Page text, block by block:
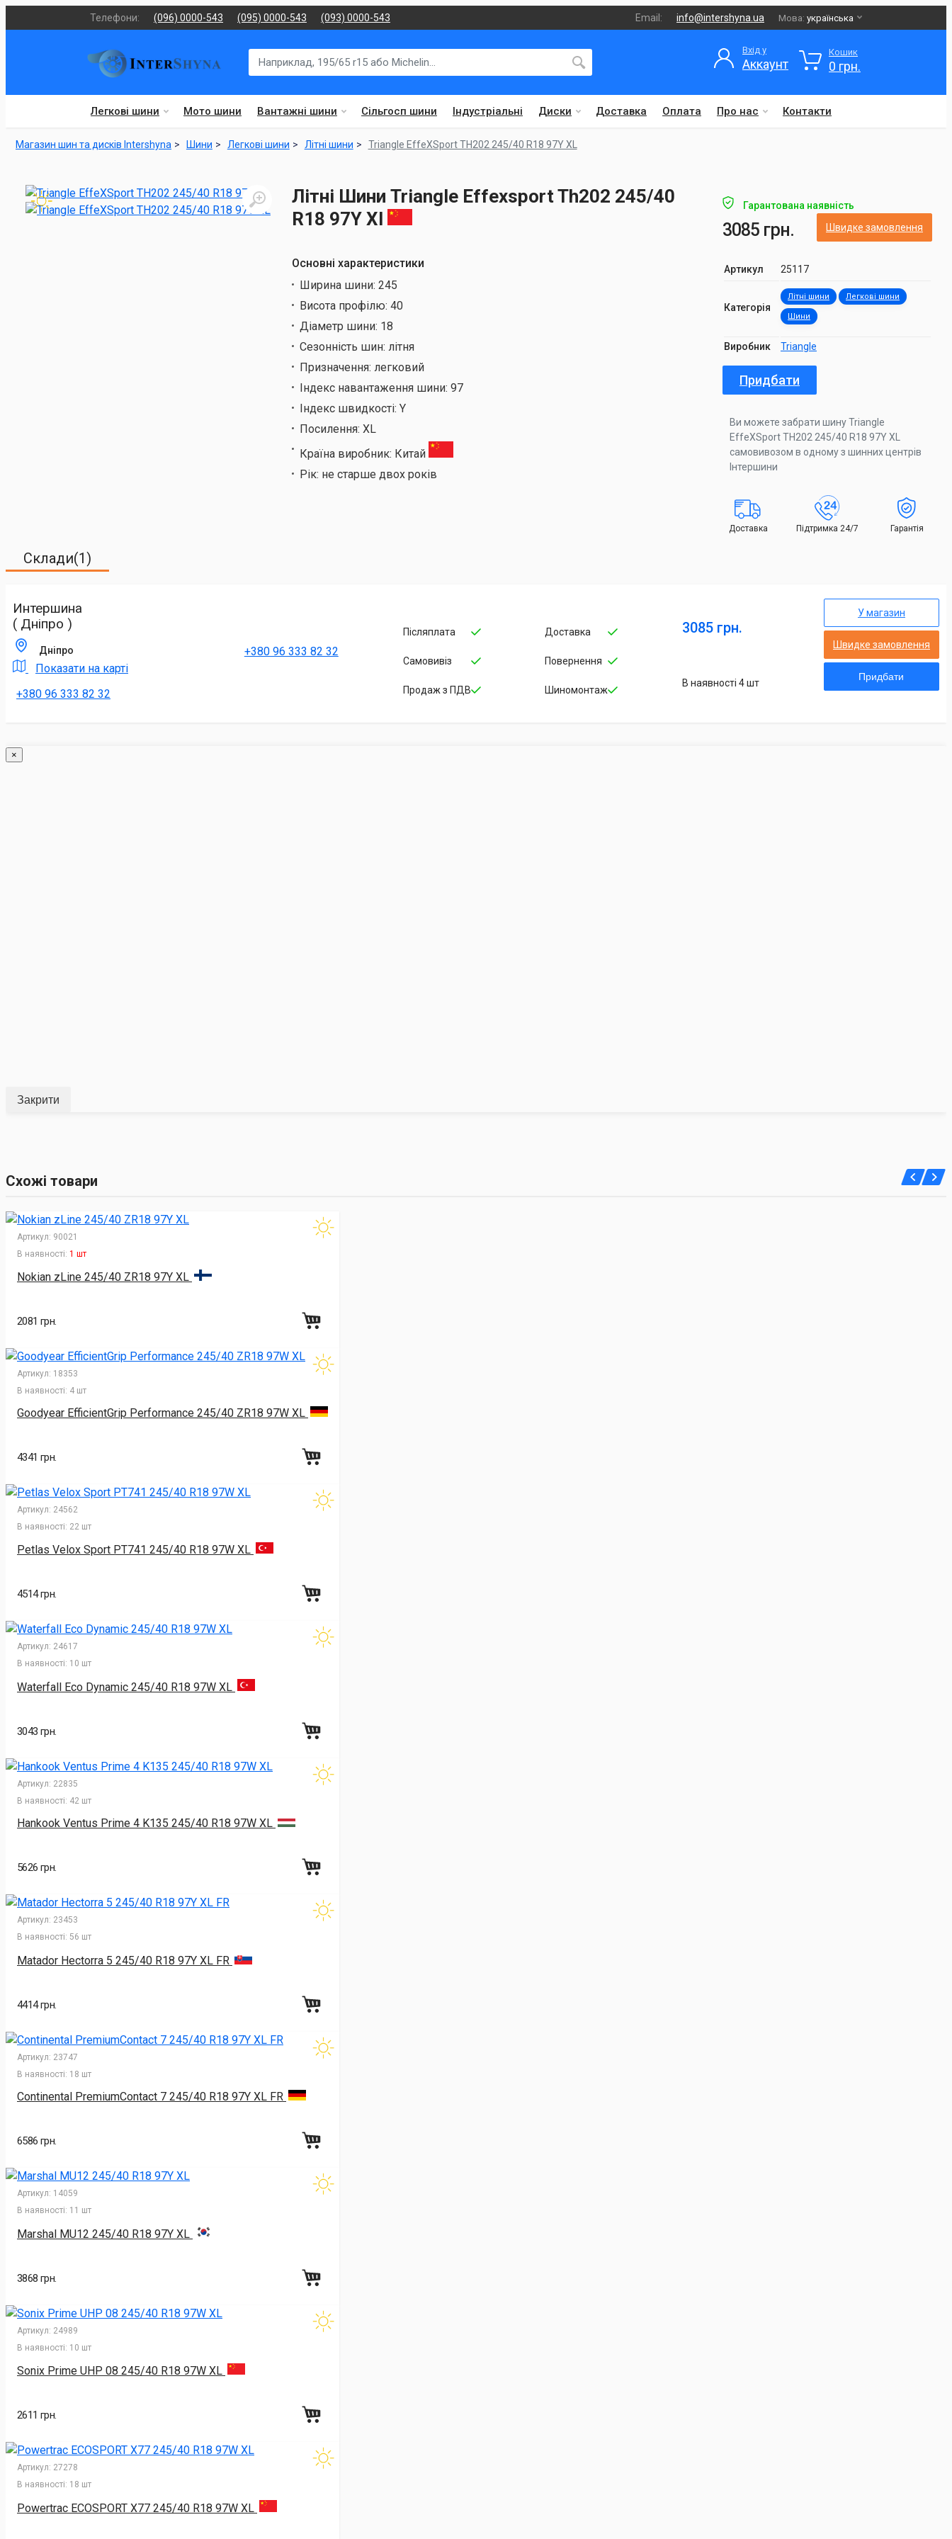
Телефони: (096) 0000-543 (095) 0000-543 (093) 0000-543 Email: info@intershyna.ua Мова: українська
Легкові шини Мото шини Вантажні шини Сільгосп шини Індустріальні Диски Доставка Оплата Про нас Контакти
Вхід у
Аккаунт
Кошик
0 грн.
Магазин шин та дисків Intershyna Шини Легкові шини Літні шини Triangle EffeXSport TH202 245/40 R18 97Y XL
Літні Шини Triangle Effexsport Th202 245/40
R18 97Y Xl
Основні характеристики
Ширина шини: 245
Висота профілю: 40
Діаметр шини: 18
Сезонність шин: літня
Призначення: легковий
Індекс навантаження шини: 97
Індекс швидкості: Y
Посилення: XL
Країна виробник: Китай
Рік: не старше двох років
Гарантована наявність
3085 грн. Швидке замовлення
Артикул 25117
Категорія
Літні шини Легкові шини
Шини
Виробник Triangle
Придбати
Ви можете забрати шину Triangle
EffeXSport TH202 245/40 R18 97Y XL
самовивозом в одному з шинних центрів
Інтершини
Доставка Підтримка 24/7 Гарантія
Склади(1)
Интершина
( Дніпро )
Дніпро
Показати на карті
+380 96 333 82 32
+380 96 333 82 32
Післяплата
Самовивіз
Продаж з ПДВ
Доставка
Повернення
Шиномонтаж
3085 грн.
В наявності 4 шт
У магазин
Швидке замовлення
Придбати
×
Закрити
Схожі товари
Артикул: 90021
В наявності: 1 шт
Nokian zLine 245/40 ZR18 97Y XL
2081 грн.
Артикул: 18353
В наявності: 4 шт
Goodyear EfficientGrip Performance 245/40 ZR18 97W XL
4341 грн.
Артикул: 24562
В наявності: 22 шт
Petlas Velox Sport PT741 245/40 R18 97W XL
4514 грн.
Артикул: 24617
В наявності: 10 шт
Waterfall Eco Dynamic 245/40 R18 97W XL
3043 грн.
Артикул: 22835
В наявності: 42 шт
Hankook Ventus Prime 4 K135 245/40 R18 97W XL
5626 грн.
Артикул: 23453
В наявності: 56 шт
Matador Hectorra 5 245/40 R18 97Y XL FR
4414 грн.
Артикул: 23747
В наявності: 18 шт
Continental PremiumContact 7 245/40 R18 97Y XL FR
6586 грн.
Артикул: 14059
В наявності: 11 шт
Marshal MU12 245/40 R18 97Y XL
3868 грн.
Артикул: 24989
В наявності: 10 шт
Sonix Prime UHP 08 245/40 R18 97W XL
2611 грн.
Артикул: 27278
В наявності: 18 шт
Powertrac ECOSPORT X77 245/40 R18 97W XL